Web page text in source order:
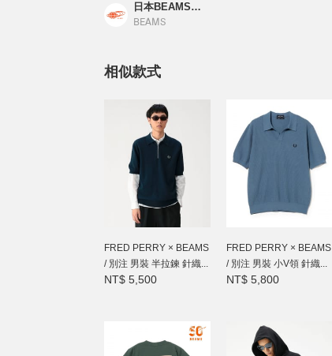
日本BEAMS店員_M
BEAMS
相似款式
FRED PERRY × BEAMS
/ 別注 男裝 半拉鍊 針織...
NT$ 5,500
FRED PERRY × BEAMS
/ 別注 男裝 小V領 針織...
NT$ 5,800